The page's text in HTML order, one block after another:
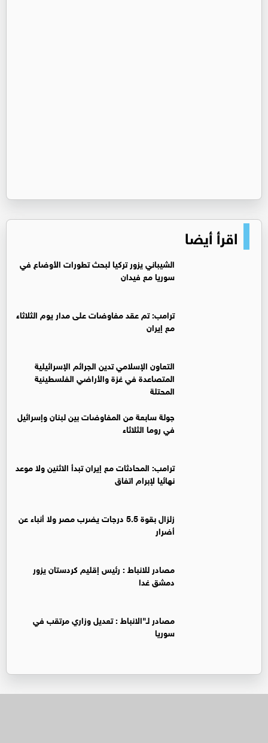
اقرأ أيضا
‏الشيباني يزور تركيا لبحث تطورات الأوضاع في
سوريا مع فيدان
ترامب: تم عقد مفاوضات على مدار يوم الثلاثاء
مع إيران
التعاون الإسلامي تدين الجرائم الإسرائيلية
المتصاعدة في غزة والأراضي الفلسطينية
المحتلة
جولة سابعة من المفاوضات بين لبنان وإسرائيل
في روما الثلاثاء
ترامب: المحادثات مع إيران تبدأ الاثنين ولا موعد
نهائيا لإبرام اتفاق
زلزال بقوة 5.5 درجات يضرب مصر ولا أنباء عن
أضرار
‏مصادر للانباط : رئيس إقليم كردستان يزور
دمشق غدا
‏مصادر لـ"الانباط : تعديل وزاري مرتقب في
سوريا